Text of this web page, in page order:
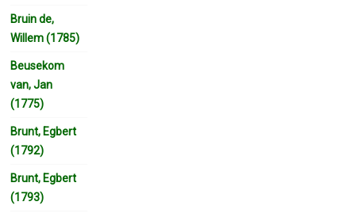
Bruin de,
Willem (1785)
Beusekom
van, Jan
(1775)
Brunt, Egbert
(1792)
Brunt, Egbert
(1793)